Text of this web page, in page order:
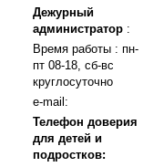
Дежурный
администратор :
Время работы : пн-
пт 08-18, сб-вс
круглосуточно
e-mail:
Телефон доверия
для детей и
подростков: